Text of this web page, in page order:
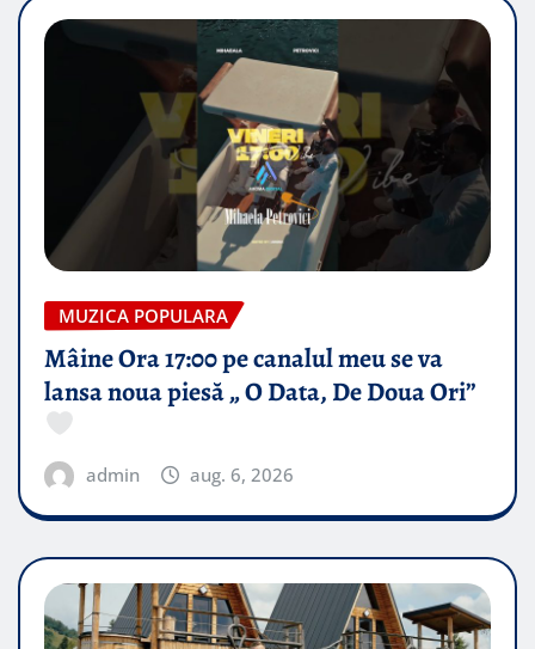
MUZICA POPULARA
Mâine Ora 17:00 pe canalul meu se va
lansa noua piesă „ O Data, De Doua Ori”
admin aug. 6, 2026